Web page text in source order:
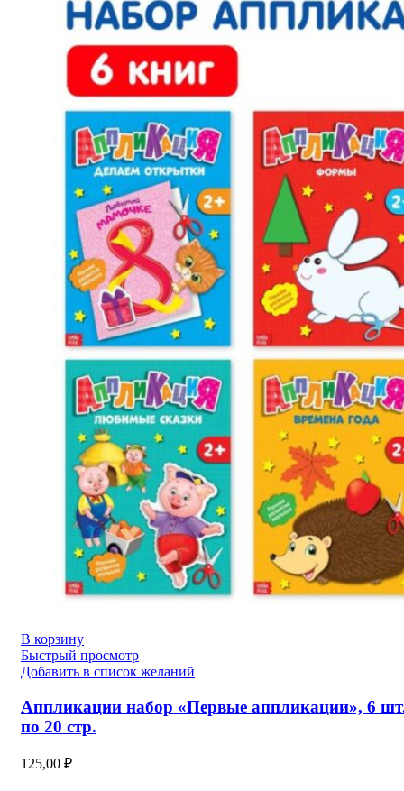
В корзину
Быстрый просмотр
Добавить в список желаний
Аппликации набор «Первые аппликации», 6
по 20 стр.
125,00 ₽